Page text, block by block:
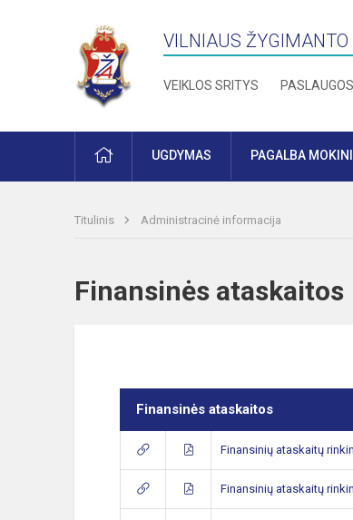
VILNIAUS
VEIKLOS SRITYS PASLAUGOS
PRADŽIAUGDYMAS PAGALBA
Titulinis Administracinė informacija
Finansinės
Finansinės ataskaitos
Finansinių ataskaitų
Finansinių ataskaitų